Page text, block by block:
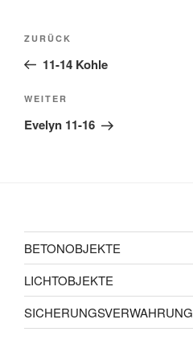
Beitragsnavigation
Vorheriger
Beitrag
ZURÜCK
11-14 Kohle
Nächster
Beitrag
WEITER
Evelyn 11-16
BETONOBJEKTE
LICHTOBJEKTE
SICHERUNGSVERWAHRUNG